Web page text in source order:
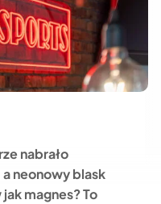
nabrało
neonowy blask
magnes? To